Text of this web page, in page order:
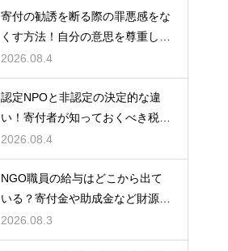
寄付の勧誘を断る際の罪悪感をな
くす方法！自分の意思を尊重して
丁寧に対応
2026.08.4
認定NPOと非認定の決定的な違
い！寄付者が知っておくべき税の
優遇
2026.08.4
NGO職員の給与はどこから出て
いる？寄付金や助成金など財源の
仕組みを徹底解説
2026.08.3